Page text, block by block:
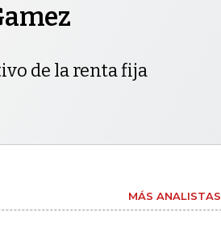
de la renta fija
MÁS ANALISTAS